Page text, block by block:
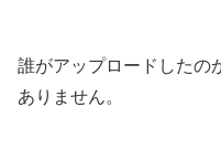
誰がアップロードしたの
ありません。